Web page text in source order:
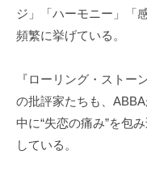
ジ」「ハーモニー」「
頻繁に挙げている。
『ローリング・ストー
の批評家たちも、
中に“失恋の痛み”を包
している。